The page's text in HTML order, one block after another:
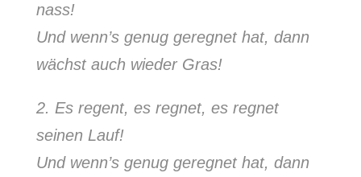
nass!
Und wenn’s genug geregnet hat, dann
wächst auch wieder Gras!
2. Es regent, es regnet, es regnet
seinen Lauf!
Und wenn’s genug geregnet hat, dann